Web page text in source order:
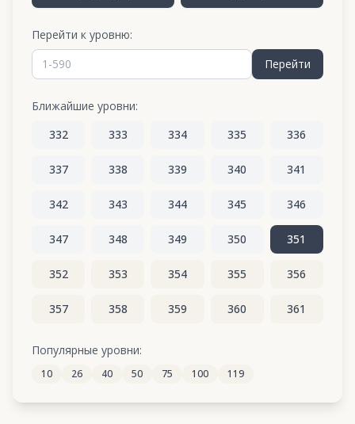
Перейти к уровню:
Перейти
Ближайшие уровни:
332
333 334 335 336
337 338 339 340 341
342 343 344 345 346
347 348 349 350 351
352 353 354 355 356
357 358 359 360 361
367 368 369 370
Популярные уровни:
10 26 40 50 75 100 119